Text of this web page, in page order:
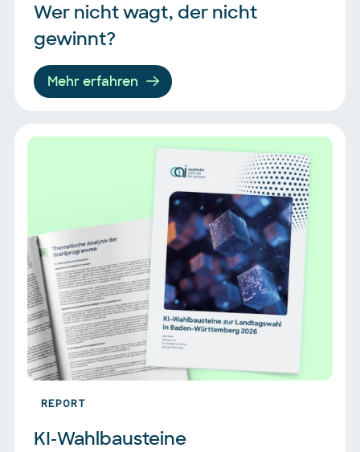
Wer nicht wagt, der nicht
gewinnt?
Mehr erfahren
REPORT
KI-Wahlbausteine